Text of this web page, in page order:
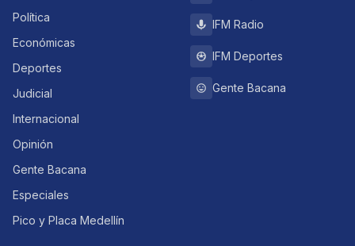
Política
Económicas
Deportes
Judicial
Internacional
Opinión
Gente Bacana
Especiales
Pico y Placa Medellín
IFM Radio
IFM Deportes
Gente Bacana